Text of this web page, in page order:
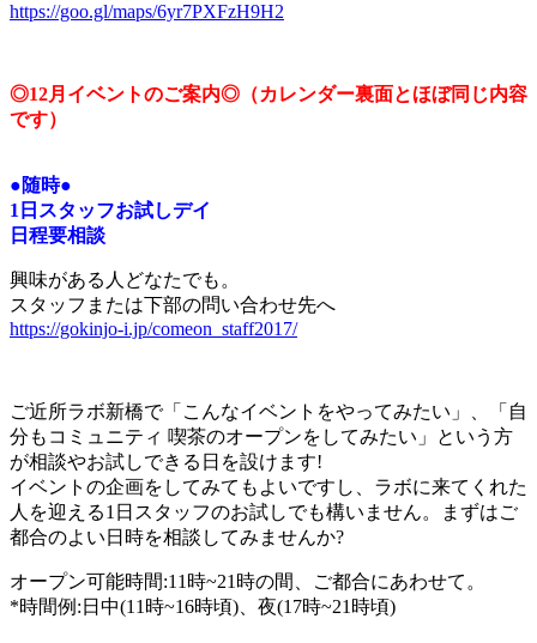
https://goo.gl/maps/6yr7PXFzH9H2
◎12月イベントのご案内◎ （カレンダー裏面とほぼ同じ内容
です）
●随時●
1 日スタッフお試しデイ
日程要相談
興味がある人どなたでも。
スタッフまたは下部の問い合わせ先へ
https://gokinjo-i.jp/comeon_staff2017/
ご近所ラボ新橋で「こんなイベントをやってみたい」、「自
分もコミュニティ 喫茶のオープンをしてみたい」という方
が相談やお試しできる日を設けます!
イベントの企画をしてみてもよいですし、ラボに来てくれた
人を迎える1日スタッフのお試しでも構いません。まずはご
都合のよい日時を相談してみませんか?
オープン可能時間:11時~21時の間、ご都合にあわせて。
*時間例:日中(11時~16時頃)、夜(17時~21時頃)